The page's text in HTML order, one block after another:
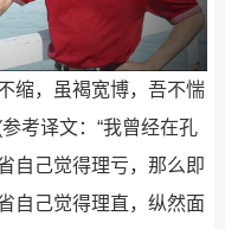
，虽褐宽博，吾不惴
考译文：“我曾经在孔
自己觉得理亏，那么即
自己觉得理直，纵然面